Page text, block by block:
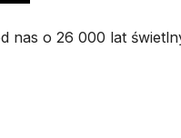
nas o 26 000 lat